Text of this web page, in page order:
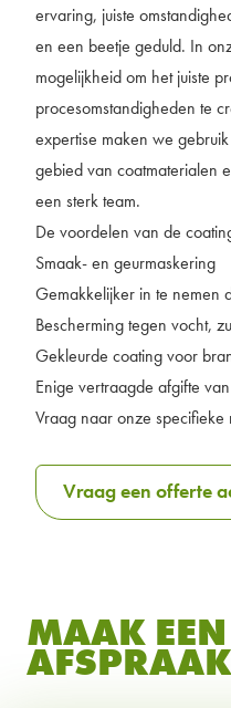
ervaring, juiste
en een beetje geduld. In
mogelijkheid om het juiste
procesomstandigheden te
expertise maken we
gebied van coatmaterialen
een sterk team.
De voordelen van de
Smaak- en geurmaskering
Gemakkelijker in te nemen
Bescherming tegen vocht,
Gekleurde coating voor
Enige vertraagde afgifte
Vraag naar onze specifieke
Vraag een offerte
MAAK EEN
AFSPRAAK